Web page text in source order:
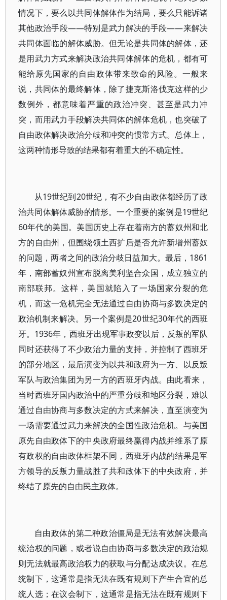
情况下，要么以共同体解体作为结局，要么只能诉诸
其他政治手段——特别是武力解决的手段——来解决
共同体面临的解体威胁。但无论是共同体的解体，还
是用武力方式来解决政治共同体解体的危机，都有可
能给原先国家的自由政体带来致命的风险。一般来
说，共同体的最终解体，除了捷克斯洛伐克这样的少
数例外，都意味着严重的政治冲突、甚至是武力冲
突，而用武力手段解决共同体的解体危机，也突破了
自由政体解决政治分歧和冲突的惯常方式。总体上，
这两种情形导致的结果都有着重大的不确定性。
从19世纪到20世纪，有不少自由政体都经历了政
治共同体解体威胁的情形。一个重要的案例是19世纪
60年代的美国。美国历史上存在着南方的蓄奴州和北
方的自由州，但围绕领土西扩后是否允许新增州蓄奴
的问题，两者之间的政治分歧日益加大。最后，1861
年，南部蓄奴州宣布脱离美利坚合众国，成立独立的
南部联邦。这样，美国就陷入了一场国家分裂的危
机，而这一危机完全无法通过自由协商与多数决定的
政治机制来解决。另一个案例是20世纪30年代的西班
牙。1936年，西班牙出现军事政变以后，反叛的军队
同时还获得了不少政治力量的支持，并控制了西班牙
的部分地区，最后演变为以共和政府为一方、以反叛
军队与政治集团为另一方的西班牙内战。由此看来，
当时西班牙国内政治中的严重分歧和地区分裂，难以
通过自由协商与多数决定的方式来解决，直至演变为
一场需要通过武力来解决的全国性政治危机。与美国
原先自由政体下的中央政府最终赢得内战并维系了原
有政权的自由政体框架不同，西班牙内战的结果是军
方领导的反叛力量战胜了共和政体下的中央政府，并
终结了原先的自由民主政体。
自由政体的第二种政治僵局是无法有效解决最高
统治权的问题，或者说自由协商与多数决定的政治规
则无法就最高政治权力的获取与分配达成决议。在总
统制下，这通常是指无法在既有规则下产生合宜的总
统人选；在议会制下，这通常是指无法在既有规则下